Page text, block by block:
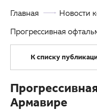
3D-тур по клинике
Партнерам
Закупки
Клуб
Другие
Детская
Оптика
Главная
Новости
Прогрессивная
К списку
Армавире